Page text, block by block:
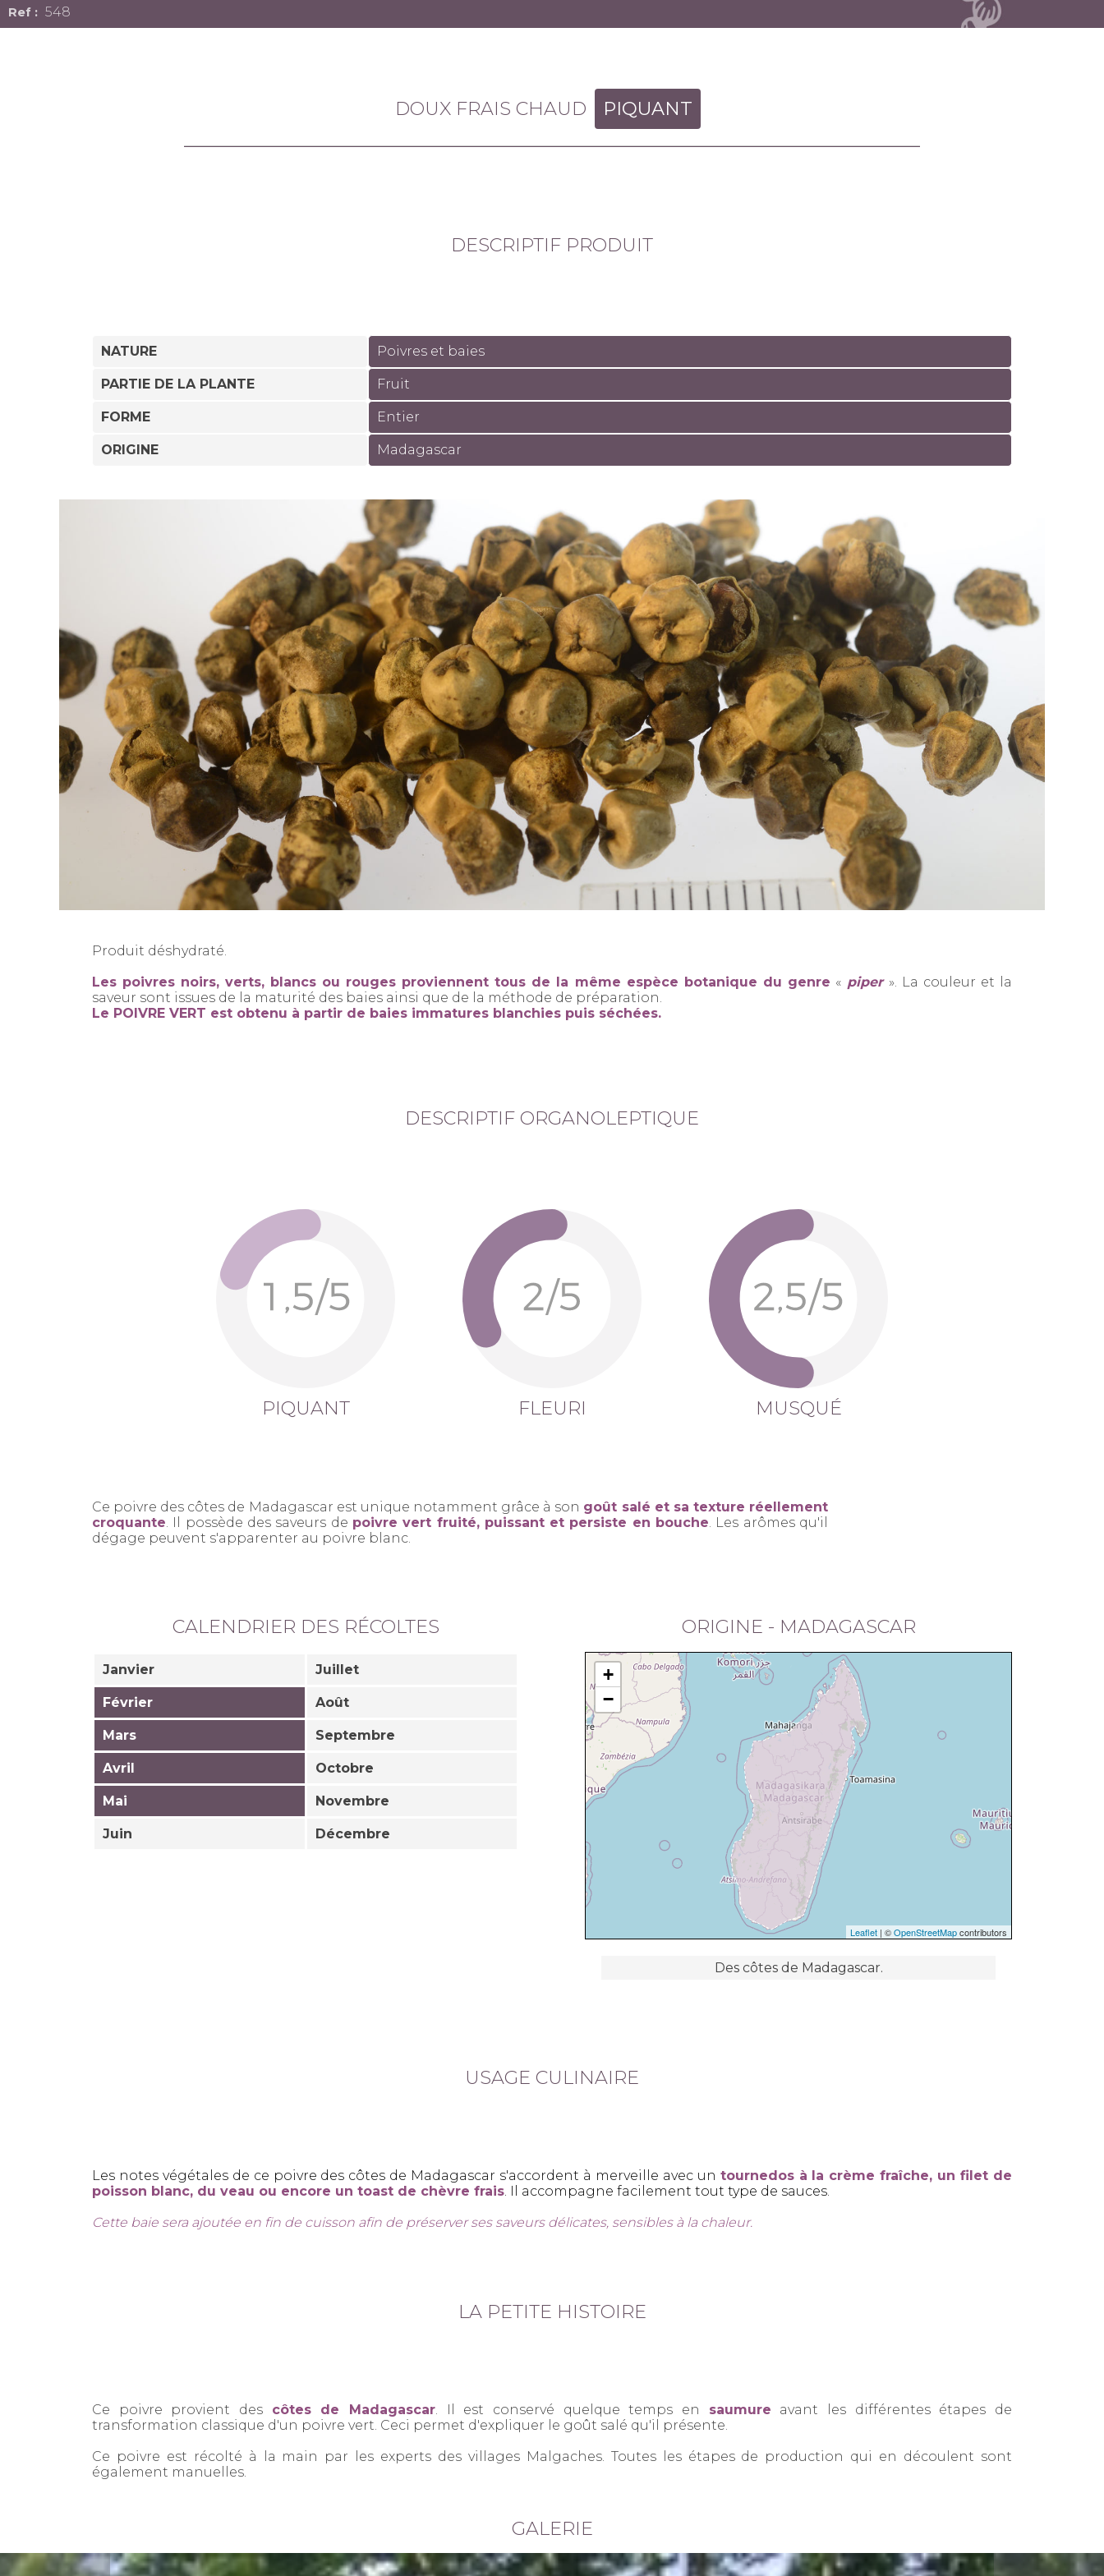
548
DOUX FRAIS CHAUD PIQUANT
DESCRIPTIF PRODUIT
NATURE Poivres et baies
PARTIE DE LA PLANTE Fruit
FORME Entier
ORIGINE Madagascar
Produit déshydraté.
Les poivres noirs, verts, blancs ou rouges proviennent tous de la même espèce botanique du genre « piper ». La couleur et la
saveur sont issues de la maturité des baies ainsi que de la méthode de préparation.
Le POIVRE VERT est obtenu à partir de baies immatures blanchies puis séchées.
DESCRIPTIF ORGANOLEPTIQUE
PIQUANT FLEURI MUSQUÉ
Ce poivre des côtes de Madagascar est unique notamment grâce à son goût salé et sa texture réellement
croquante . Il possède des saveurs de poivre vert fruité, puissant et persiste en bouche . Les arômes qu'il
dégage peuvent s'apparenter au poivre blanc.
CALENDRIER DES RÉCOLTES
Janvier Juillet
Février Août
Mars Septembre
Avril Octobre
Mai Novembre
Juin Décembre
ORIGINE - MADAGASCAR
+
−
Leaflet | ©OpenStreetMapcontributors
Des côtes de Madagascar.
USAGE CULINAIRE
Les notes végétales de ce poivre des côtes de Madagascar s'accordent à merveille avec un tournedos à la crème fraîche, un filet de
poisson blanc, du veau ou encore un toast de chèvre frais. Il accompagne facilement tout type de sauces.
Cette baie sera ajoutée en fin de cuisson afin de préserver ses saveurs délicates, sensibles à la chaleur.
LA PETITE HISTOIRE
Ce poivre provient des côtes de Madagascar. Il est conservé quelque temps en saumure avant les différentes étapes de
transformation classique d'un poivre vert. Ceci permet d'expliquer le goût salé qu'il présente.
Ce poivre est récolté à la main par les experts des villages Malgaches. Toutes les étapes de production qui en découlent sont
également manuelles.
GALERIE